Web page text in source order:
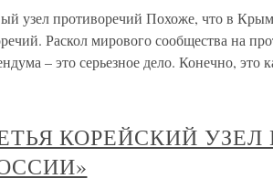
узел противоречий Похоже, что в
Раскол мирового сообщества на
– это серьезное дело. Конечно, это
КОРЕЙСКИЙ УЗЕЛ